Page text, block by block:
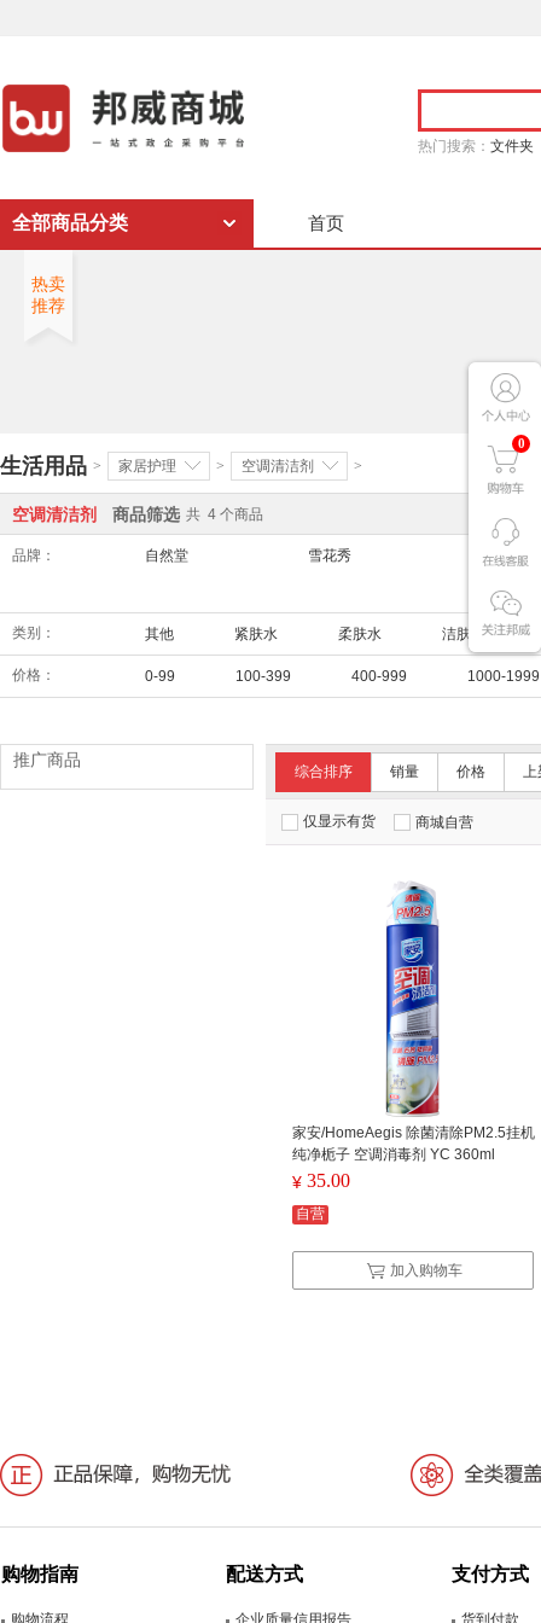
热门搜索： 文件夹
0
全部商品分类 首页
热卖
推荐
生活用品 > 家居护理 > 空调清洁剂 >
空调清洁剂 商品筛选 共 4 个商品
品牌： 自然堂 雪花秀 兰芝
类别： 其他 紧肤水 柔肤水 洁肤水
价格： 0-99 100-399 400-999 1000-1999
综合排序 销量 价格 上
仅显示有货 商城自营
家安/HomeAegis 除菌清除PM2.5挂机
纯净栀子 空调消毒剂 YC 360ml
¥ 35.00
自营
加入购物车
推广商品
购物指南
购物流程
配送方式
企业质量信用报告
支付方式
货到付款